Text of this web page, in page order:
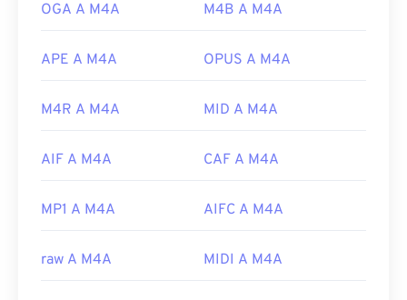
OGA A M4A M4B A M4A
APE A M4A OPUS A M4A
M4R A M4A MID A M4A
AIF A M4A CAF A M4A
MP1 A M4A AIFC A M4A
raw A M4A MIDI A M4A